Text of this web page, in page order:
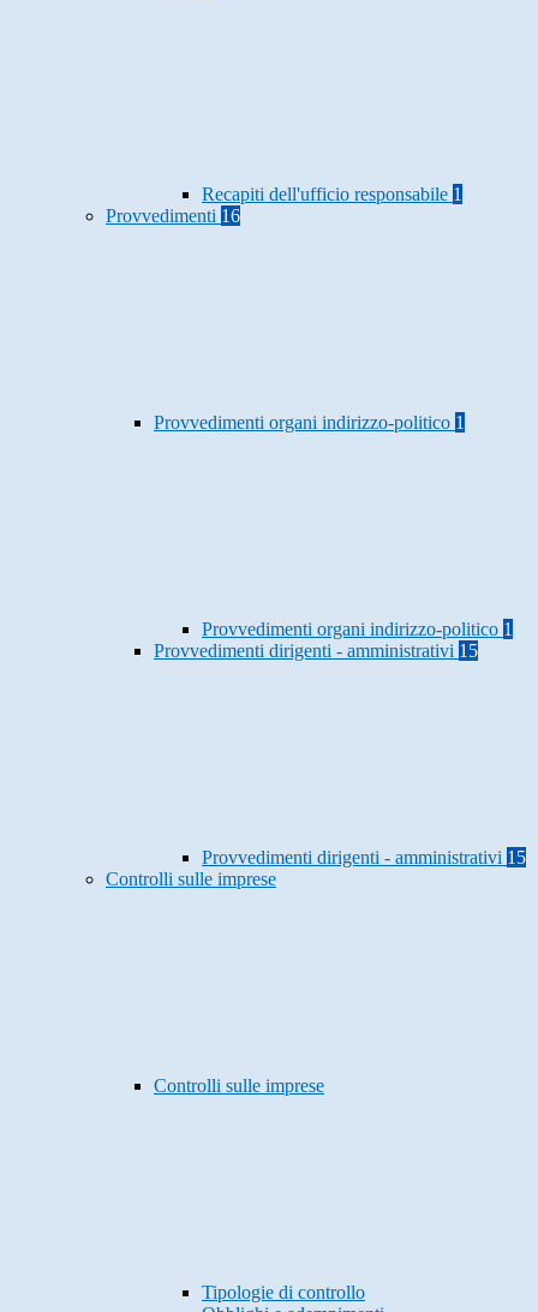
Recapiti dell'ufficio responsabile 1
Provvedimenti 16
Provvedimenti organi indirizzo-politico 1
Provvedimenti organi indirizzo-politico 1
Provvedimenti dirigenti - amministrativi 15
Provvedimenti dirigenti - amministrativi 15
Controlli sulle imprese
Controlli sulle imprese
Tipologie di controllo